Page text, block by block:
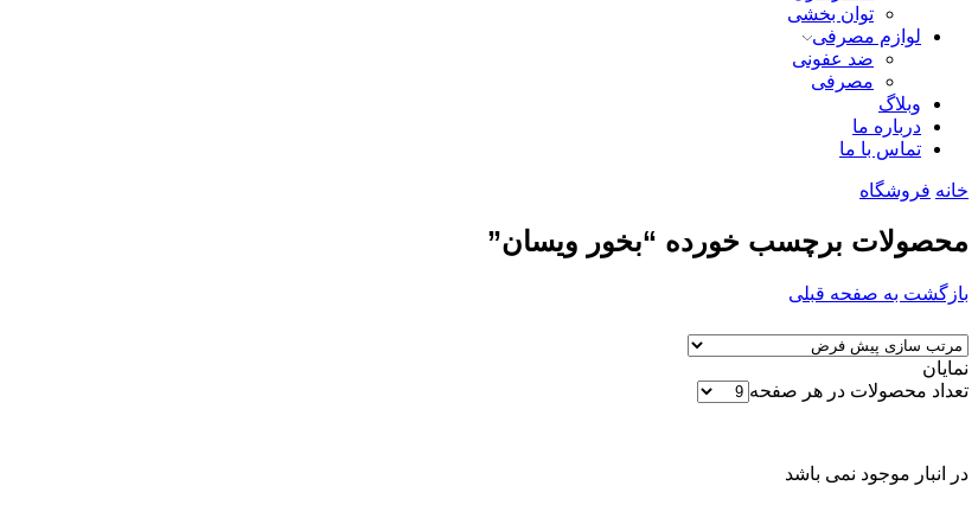
توان بخشی
لوازم مصرفی
ضد عفونی
مصرفی
وبلاگ
درباره ما
تماس با ما
خانه فروشگاه
محصولات برچسب خورده “بخور ویسان”
بازگشت به صفحه قبلی
نمایان
تعداد محصولات در هر صفحه
در انبار موجود نمی باشد